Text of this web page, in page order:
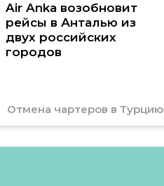
Air Anka возобновит
рейсы в Анталью из
двух российских
городов
Отмена чартеров в Турцию